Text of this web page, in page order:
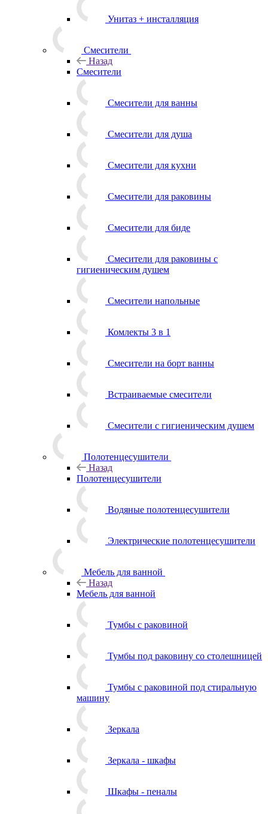
Унитаз + инсталляция
Смесители
Назад
Смесители
Смесители для ванны
Смесители для душа
Смесители для кухни
Смесители для раковины
Смесители для биде
Смесители для раковины с
гигиеническим душем
Смесители напольные
Комлекты 3 в 1
Смесители на борт ванны
Встраиваемые смесители
Смесители с гигиеническим душем
Полотенцесушители
Назад
Полотенцесушители
Водяные полотенцесушители
Электрические полотенцесушители
Мебель для ванной
Назад
Мебель для ванной
Тумбы с раковиной
Тумбы под раковину со столешницей
Тумбы с раковиной под стиральную
машину
Зеркала
Зеркала - шкафы
Шкафы - пеналы